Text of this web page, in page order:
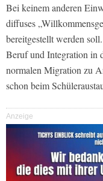
Bei keinem anderen
diffuses
bereitgestellt werden
Beruf und Integration in
normalen Migration zu
schon beim
Anzeige